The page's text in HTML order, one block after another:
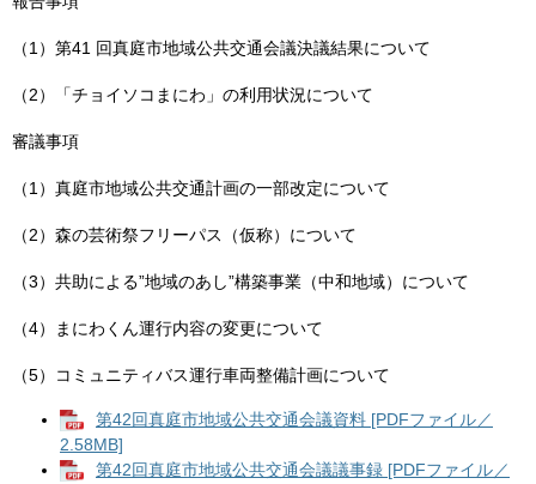
（1）第41 回真庭市地域公共交通会議決議結果について
（2）「チョイソコまにわ」の利用状況について
審議事項
（1）真庭市地域公共交通計画の一部改定について
（2）森の芸術祭フリーパス（仮称）について
（3）共助による”地域のあし”構築事業（中和地域）について
（4）まにわくん運行内容の変更について
（5）コミュニティバス運行車両整備計画について
第42回真庭市地域公共交通会議資料 [PDFファイル／
2.58MB]
第42回真庭市地域公共交通会議議事録 [PDFファイル／